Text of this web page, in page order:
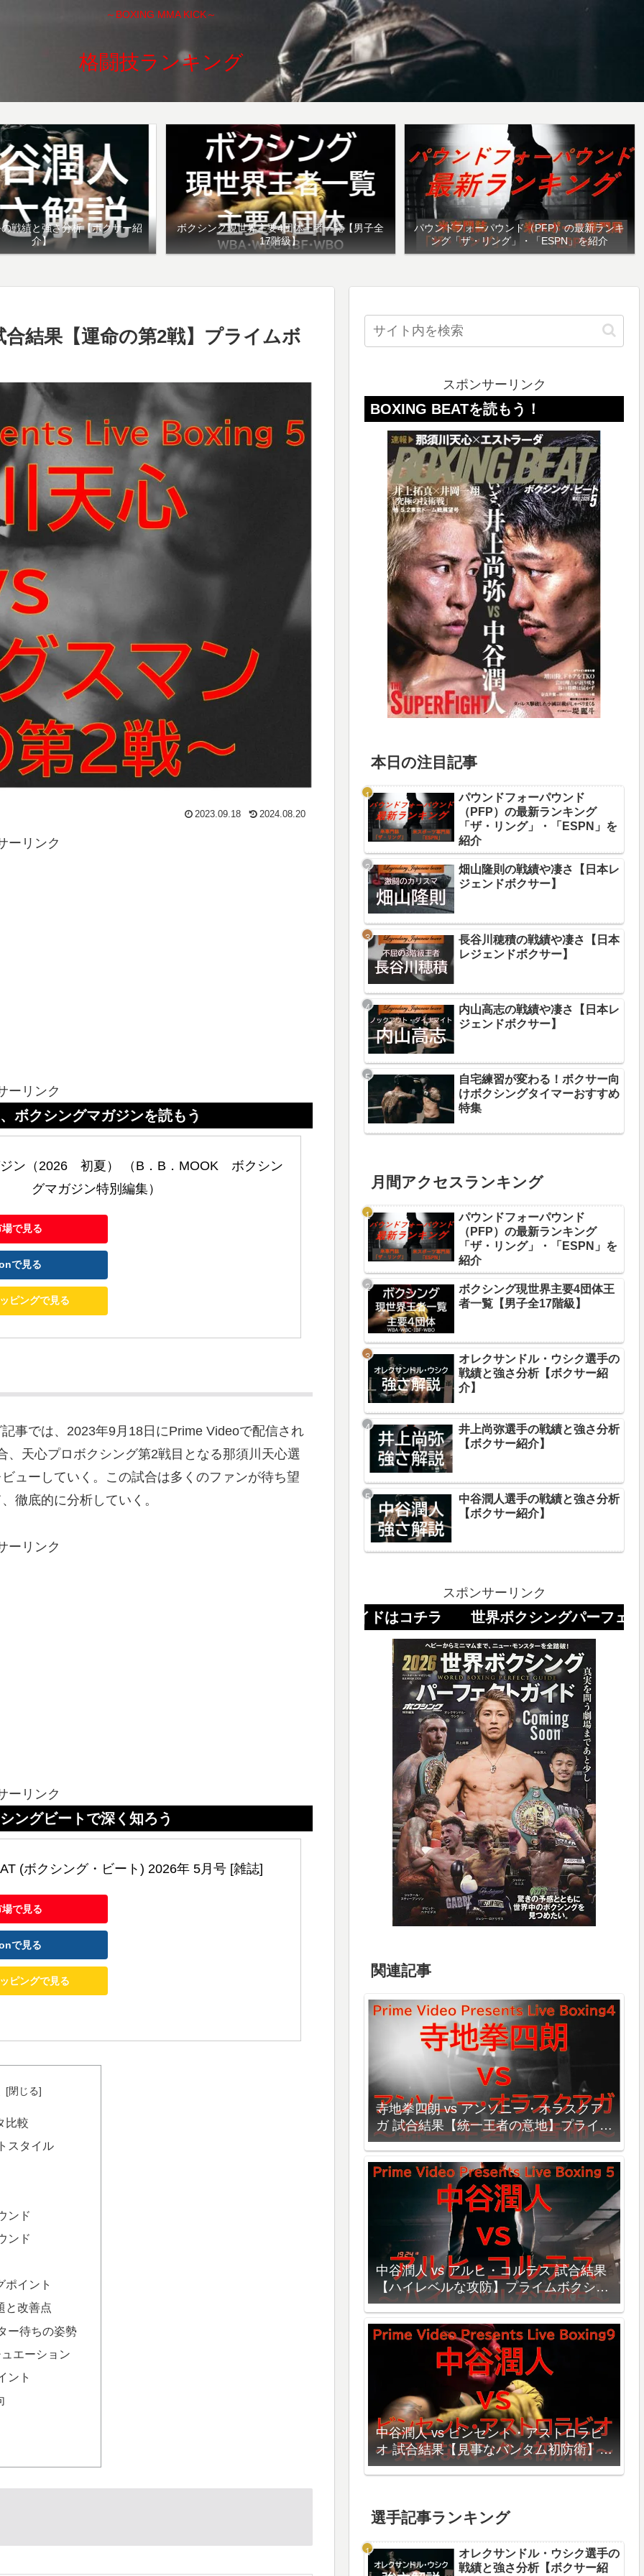
～BOXING MMA KICK～
格闘技ランキング
戦績と強さ分析【ボクサー紹
介】
ボクシング現世界主要4団体王者一覧【男子全
17階級】
パウンドフォーパウンド（PFP）の最新ランキ
ング「ザ・リング」・「ESPN」を紹介
結果【運命の第2戦】プライムボ
2023.09.18 2024.08.20
ーリンク
ーリンク
マガジンを読もう
ン（2026　初夏） （B．B．MOOK　ボクシン
グマガジン特別編集）
で見る
で見る
ピングで見る
事では、2023年9月18日にPrime Videoで配信され
天心プロボクシング第2戦目となる那須川天心選
ューしていく。この試合は多くのファンが待ち望
徹底的に分析していく。
ーリンク
ーリンク
で深く知ろう
(ボクシング・ビート) 2026年 5月号 [雑誌]
で見る
で見る
ピングで見る
比較
スタイル
ンド
ンド
ポイント
と改善点
ー待ちの姿勢
エーション
ント
スポンサーリンク
ボクシングビートを読もう！ BOXING BEATを読もう！
本日の注目記事
パウンドフォーパウンド
（PFP）の最新ランキング
「ザ・リング」・「ESPN」を
紹介
畑山隆則の戦績や凄さ【日本レ
ジェンドボクサー】
長谷川穂積の戦績や凄さ【日本
レジェンドボクサー】
内山高志の戦績や凄さ【日本レ
ジェンドボクサー】
自宅練習が変わる！ボクサー向
けボクシングタイマーおすすめ
特集
月間アクセスランキング
パウンドフォーパウンド
（PFP）の最新ランキング
「ザ・リング」・「ESPN」を
紹介
ボクシング現世界主要4団体王
者一覧【男子全17階級】
オレクサンドル・ウシク選手の
戦績と強さ分析【ボクサー紹
介】
井上尚弥選手の戦績と強さ分析
【ボクサー紹介】
中谷潤人選手の戦績と強さ分析
【ボクサー紹介】
スポンサーリンク
世界ボクシングパーフェクトガイドはコチラ 世界ボクシングパーフェクトガイ
関連記事
寺地拳四朗 vs アンソニー・オラスクア
ガ 試合結果【統一王者の意地】プライム
ボクシング４
中谷潤人 vs アルヒ・コルテス 試合結果
【ハイレベルな攻防】プライムボクシン
グ５
中谷潤人 vs ビンセント・アストロラビ
オ 試合結果【見事なバンタム初防衛】プ
ライムボクシング９
選手記事ランキング
オレクサンドル・ウシク選手の
戦績と強さ分析【ボクサー紹